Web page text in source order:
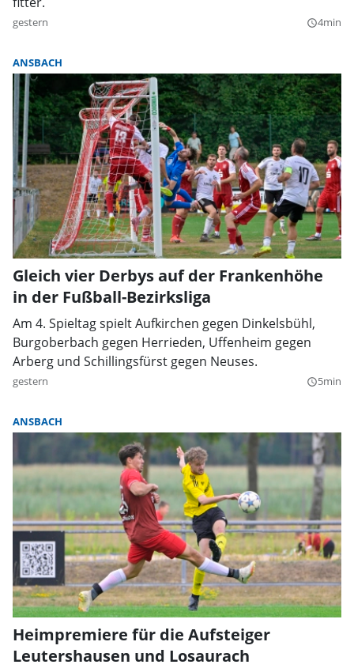
gestern query_builder4min
ANSBACH
Gleich vier Derbys auf der Frankenhöhe
in der Fußball-Bezirksliga
Am 4. Spieltag spielt Aufkirchen gegen Dinkelsbühl,
Burgoberbach gegen Herrieden, Uffenheim gegen
Arberg und Schillingsfürst gegen Neuses.
gestern query_builder5min
ANSBACH
Heimpremiere für die Aufsteiger
Leutershausen und Losaurach